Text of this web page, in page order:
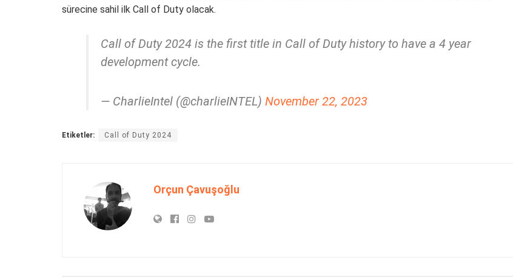
sürecine sahil ilk Call of Duty olacak.
Call of Duty 2024 is the first title in Call of Duty history to have a 4 year
development cycle.
— CharlieIntel (@charlieINTEL) November 22, 2023
Etiketler: Call of Duty 2024
Orçun Çavuşoğlu